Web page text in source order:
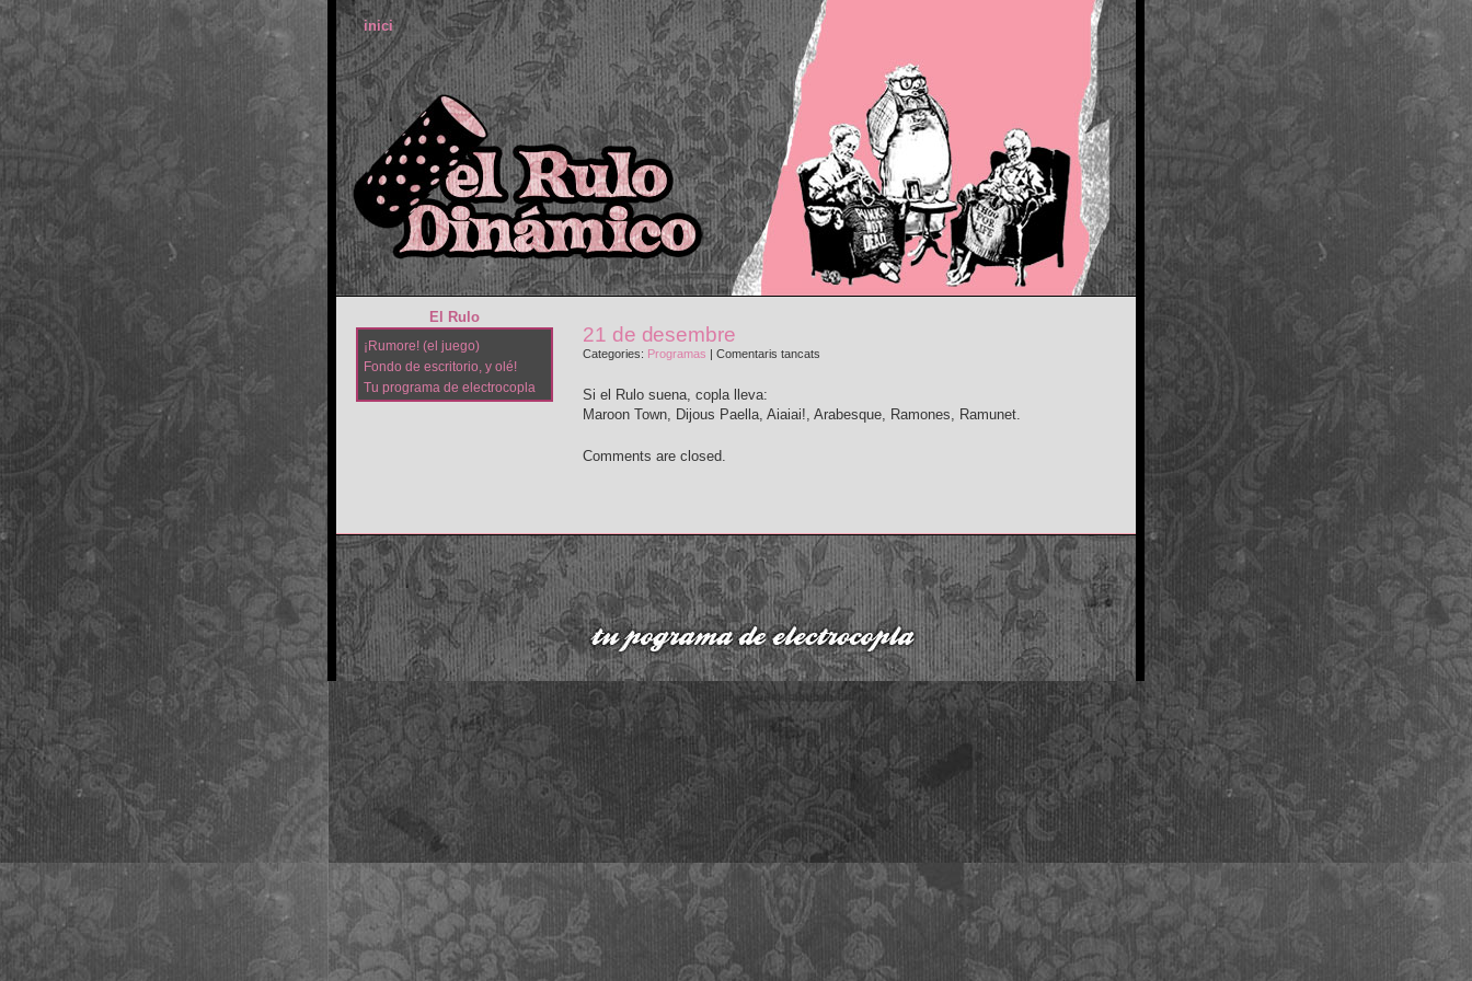
inici
21 de desembre
Categories: Programas | Comentaris tancats
desembre
Si el Rulo suena, copla lleva:
Maroon Town, Dijous Paella, Aiaiai!, Arabesque, Ramones, Ramunet.
Comments are closed.
El Rulo
¡Rumore! (el juego)
Fondo de escritorio, y olé!
Tu programa de electrocopla